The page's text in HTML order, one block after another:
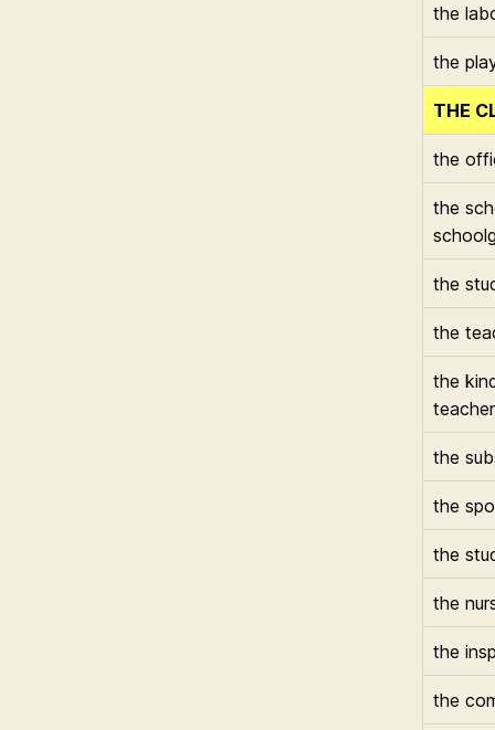
the
the
THE
the
the
the
the
the
teacher
the
the
the
the
the
the